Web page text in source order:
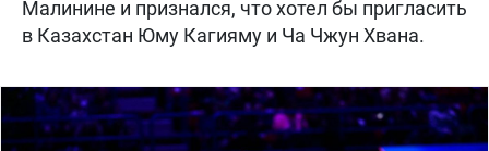
Малинине и признался, что хотел бы пригласить
в Казахстан Юму Кагияму и Ча Чжун Хвана.